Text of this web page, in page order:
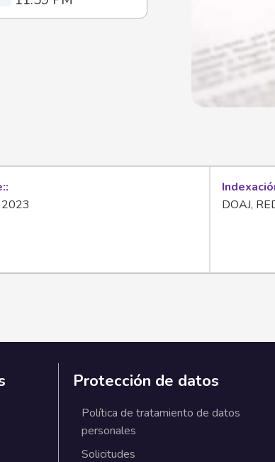
2023
DOAJ,
Protección de datos
Política de tratamiento de datos
personales
Solicitudes